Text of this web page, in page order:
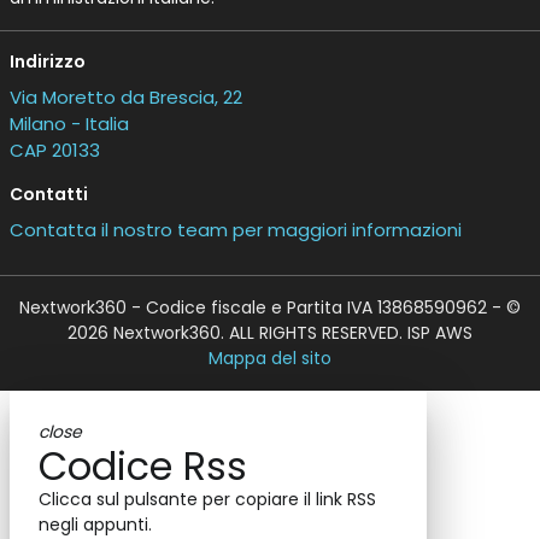
Indirizzo
Via Moretto da Brescia, 22
Milano - Italia
CAP 20133
Contatti
Contatta il nostro team per maggiori informazioni
Nextwork360 - Codice fiscale e Partita IVA 13868590962 - ©
2026 Nextwork360. ALL RIGHTS RESERVED. ISP AWS
Mappa del sito
close
Codice Rss
Clicca sul pulsante per copiare il link RSS
negli appunti.